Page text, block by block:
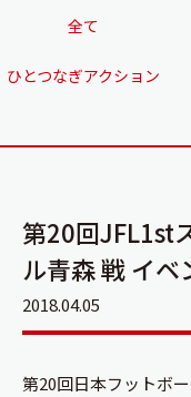
全て
ひとつなぎアクション
第20回JFL1st
ル青森 戦 イベ
2018.04.05
第20回日本フットボ